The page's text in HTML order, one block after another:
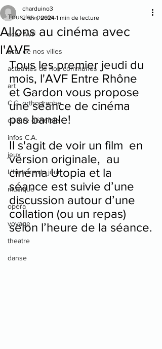
Tous les posts
actu AVF
actu de nos villes
actualités de nos communes
art
C.G. orthographe
culture générale
infos C.A.
jeux
L'histoire du jour
musique
opéra
voyage
theatre
danse
Allons au cinéma avec
l'AVF
charduino3
2 févr. 2024 1 min de lecture
Tous les premier jeudi du
mois, l'AVF Entre Rhône
et Gardon vous propose
une séance de cinéma
pas banale!
Il s'agit de voir un film en
version originale,  au
cinéma Utopia et la
séance est suivie d’une
discussion autour d’une
collation (ou un repas)
selon l’heure de la séance.